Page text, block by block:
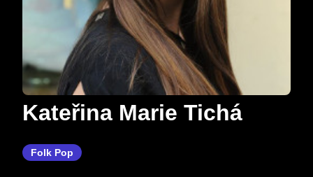
Kateřina Marie Tichá
Folk Pop